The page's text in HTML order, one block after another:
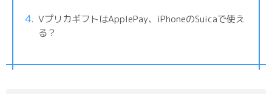
VプリカギフトはApplePay、iPhoneのSuicaで使え
る？